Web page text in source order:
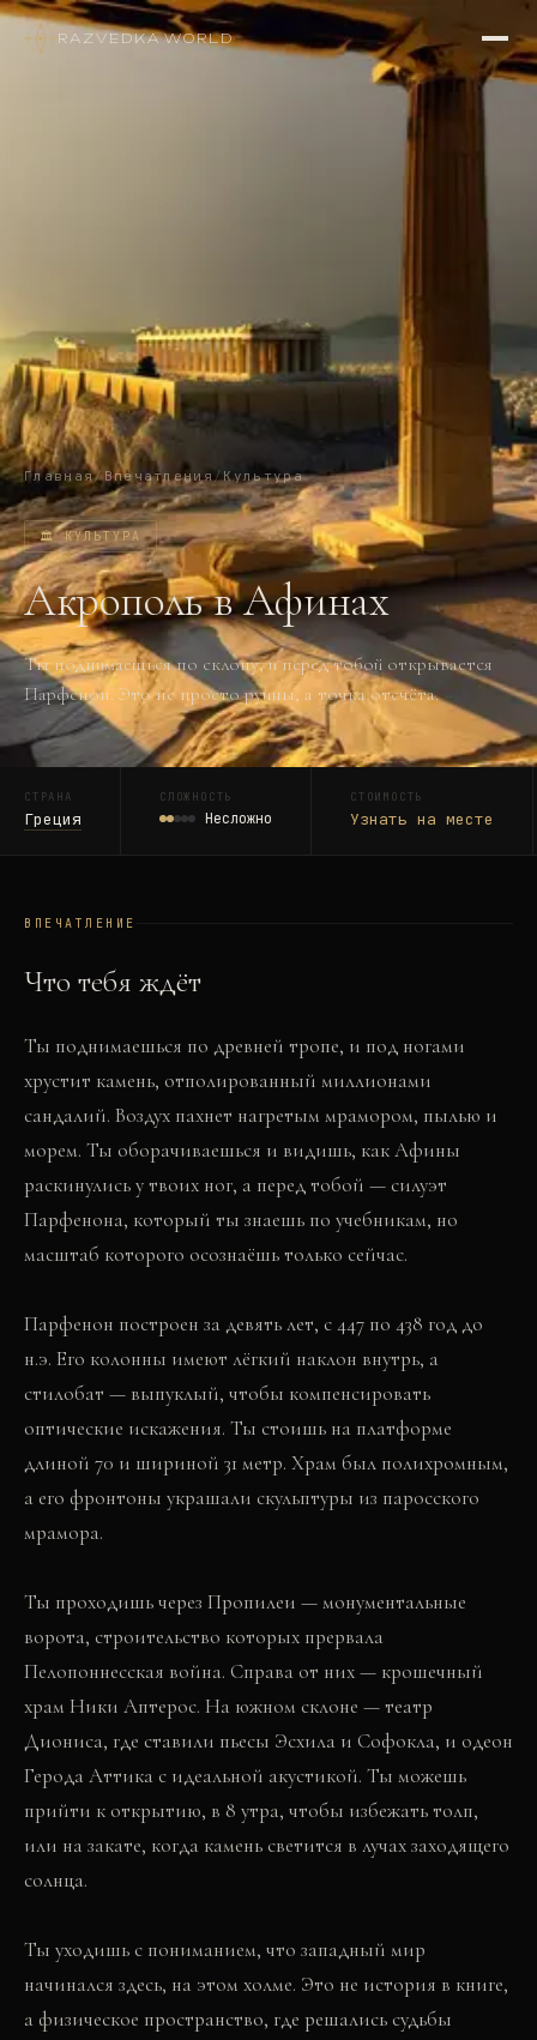
RAZVEDKA·WORLD
Главная/Впечатления/Культура
🏛КУЛЬТУРА
Акрополь в Афинах
Ты поднимаешься по склону, и перед тобой открывается
Парфенон. Это не просто руины, а точка отсчёта.
СТРАНА
Греция
СЛОЖНОСТЬ
Несложно
СТОИМОСТЬ
Узнать на месте
ВПЕЧАТЛЕНИЕ
Что тебя ждёт
Ты поднимаешься по древней тропе, и под ногами
хрустит камень, отполированный миллионами
сандалий. Воздух пахнет нагретым мрамором, пылью и
морем. Ты оборачиваешься и видишь, как Афины
раскинулись у твоих ног, а перед тобой — силуэт
Парфенона, который ты знаешь по учебникам, но
масштаб которого осознаёшь только сейчас.
Парфенон построен за девять лет, с 447 по 438 год до
н.э. Его колонны имеют лёгкий наклон внутрь, а
стилобат — выпуклый, чтобы компенсировать
оптические искажения. Ты стоишь на платформе
длиной 70 и шириной 31 метр. Храм был полихромным,
а его фронтоны украшали скульптуры из паросского
мрамора.
Ты проходишь через Пропилеи — монументальные
ворота, строительство которых прервала
Пелопоннесская война. Справа от них — крошечный
храм Ники Аптерос. На южном склоне — театр
Диониса, где ставили пьесы Эсхила и Софокла, и одеон
Герода Аттика с идеальной акустикой. Ты можешь
прийти к открытию, в 8 утра, чтобы избежать толп,
или на закате, когда камень светится в лучах заходящего
солнца.
Ты уходишь с пониманием, что западный мир
начинался здесь, на этом холме. Это не история в книге,
а физическое пространство, где решались судьбы